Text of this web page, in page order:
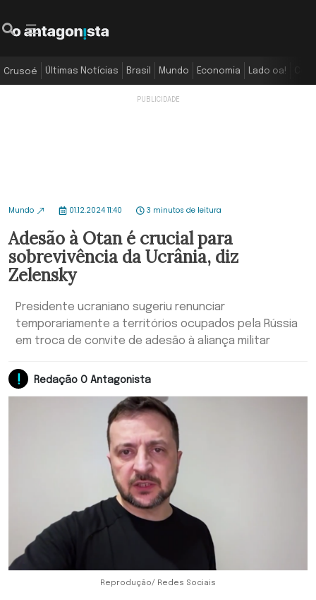
Crusoé Últimas Notícias Brasil Mundo Economia Lado oa!
Mundo 01.12.2024 11:40 3 minutos de leitura
Adesão à Otan é crucial para
sobrevivência da Ucrânia, diz
Zelensky
Presidente ucraniano sugeriu renunciar
temporariamente a territórios ocupados pela Rússia
em troca de convite de adesão à aliança militar
Redação O Antagonista
Reprodução/ Redes Sociais